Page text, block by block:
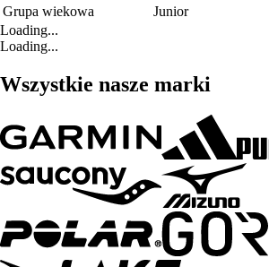
Grupa wiekowa
Junior
Loading...
Loading...
Wszystkie nasze marki